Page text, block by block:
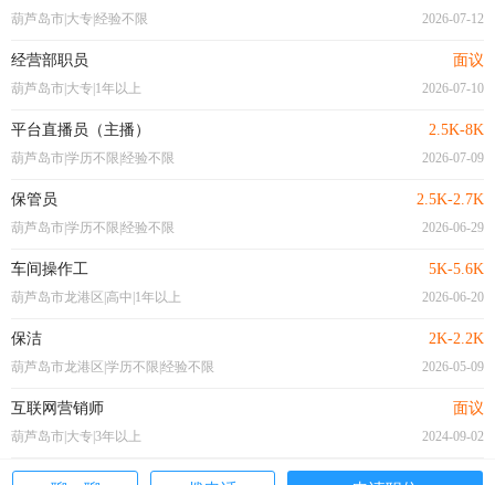
葫芦岛市|大专|经验不限 2026-07-12
经营部职员 面议
葫芦岛市|大专|1年以上 2026-07-10
平台直播员（主播） 2.5K-8K
葫芦岛市|学历不限|经验不限 2026-07-09
保管员 2.5K-2.7K
葫芦岛市|学历不限|经验不限 2026-06-29
车间操作工 5K-5.6K
葫芦岛市龙港区|高中|1年以上 2026-06-20
保洁 2K-2.2K
葫芦岛市龙港区|学历不限|经验不限 2026-05-09
互联网营销师 面议
葫芦岛市|大专|3年以上 2024-09-02